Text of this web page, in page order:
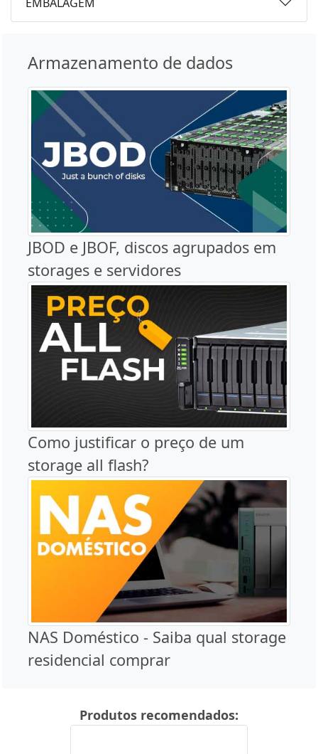
Armazenamento de dados
JBOD e JBOF, discos agrupados em
storages e servidores
Como justificar o preço de um
storage all flash?
NAS Doméstico - Saiba qual storage
residencial comprar
Produtos recomendados: